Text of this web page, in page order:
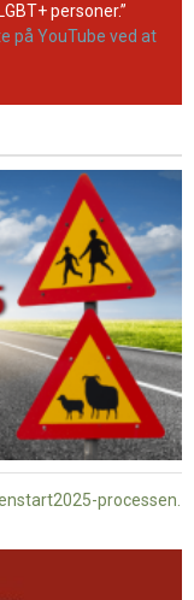
personer.”
på YouTube ved at
processen.